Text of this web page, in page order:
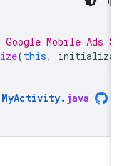
Mobile Ads
(this,
MyActivity.java